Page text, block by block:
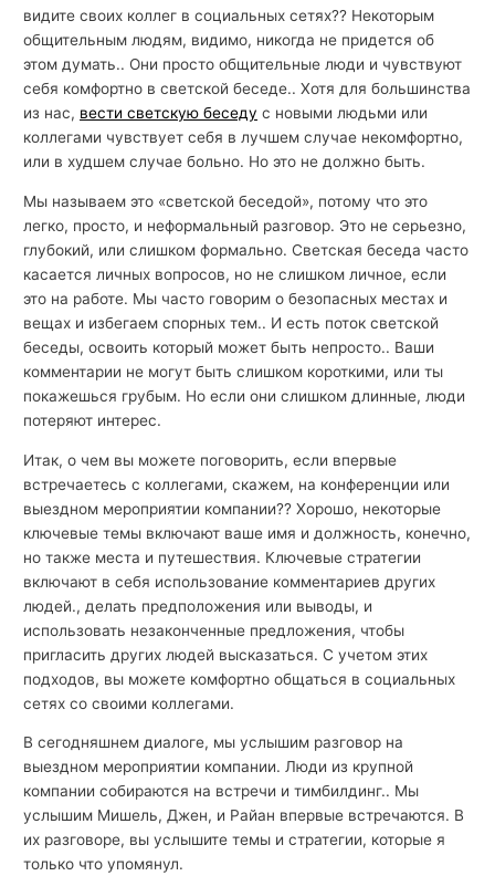
видите своих коллег в социальных сетях?? Некоторым
общительным людям, видимо, никогда не придется об
этом думать.. Они просто общительные люди и чувствуют
себя комфортно в светской беседе.. Хотя для большинства
из нас, вести светскую беседу с новыми людьми или
коллегами чувствует себя в лучшем случае некомфортно,
или в худшем случае больно. Но это не должно быть.
Мы называем это «светской беседой», потому что это
легко, просто, и неформальный разговор. Это не серьезно,
глубокий, или слишком формально. Светская беседа часто
касается личных вопросов, но не слишком личное, если
это на работе. Мы часто говорим о безопасных местах и ​​
вещах и избегаем спорных тем.. И есть поток светской
беседы, освоить который может быть непросто.. Ваши
комментарии не могут быть слишком короткими, или ты
покажешься грубым. Но если они слишком длинные, люди
потеряют интерес.
Итак, о чем вы можете поговорить, если впервые
встречаетесь с коллегами, скажем, на конференции или
выездном мероприятии компании?? Хорошо, некоторые
ключевые темы включают ваше имя и должность, конечно,
но также места и путешествия. Ключевые стратегии
включают в себя использование комментариев других
людей., делать предположения или выводы, и
использовать незаконченные предложения, чтобы
пригласить других людей высказаться. С учетом этих
подходов, вы можете комфортно общаться в социальных
сетях со своими коллегами.
В сегодняшнем диалоге, мы услышим разговор на
выездном мероприятии компании. Люди из крупной
компании собираются на встречи и тимбилдинг.. Мы
услышим Мишель, Джен, и Райан впервые встречаются. В
их разговоре, вы услышите темы и стратегии, которые я
только что упомянул.